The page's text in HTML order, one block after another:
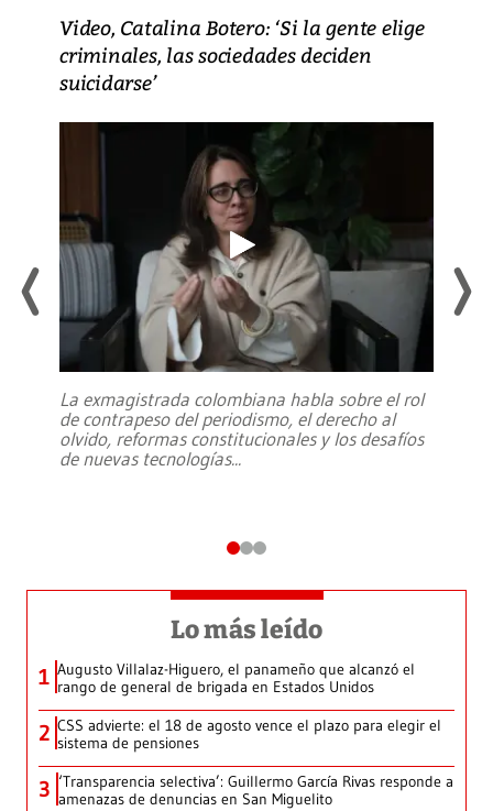
Video, Catalina Botero: ‘Si la gente elige
criminales, las sociedades deciden
suicidarse’
La exmagistrada colombiana habla sobre el rol
de contrapeso del periodismo, el derecho al
olvido, reformas constitucionales y los desafíos
de nuevas tecnologías...
Lo más leído
1 Augusto Villalaz-Higuero, el panameño que alcanzó el
rango de general de brigada en Estados Unidos
2 CSS advierte: el 18 de agosto vence el plazo para elegir el
sistema de pensiones
3 ‘Transparencia selectiva’: Guillermo García Rivas responde a
amenazas de denuncias en San Miguelito